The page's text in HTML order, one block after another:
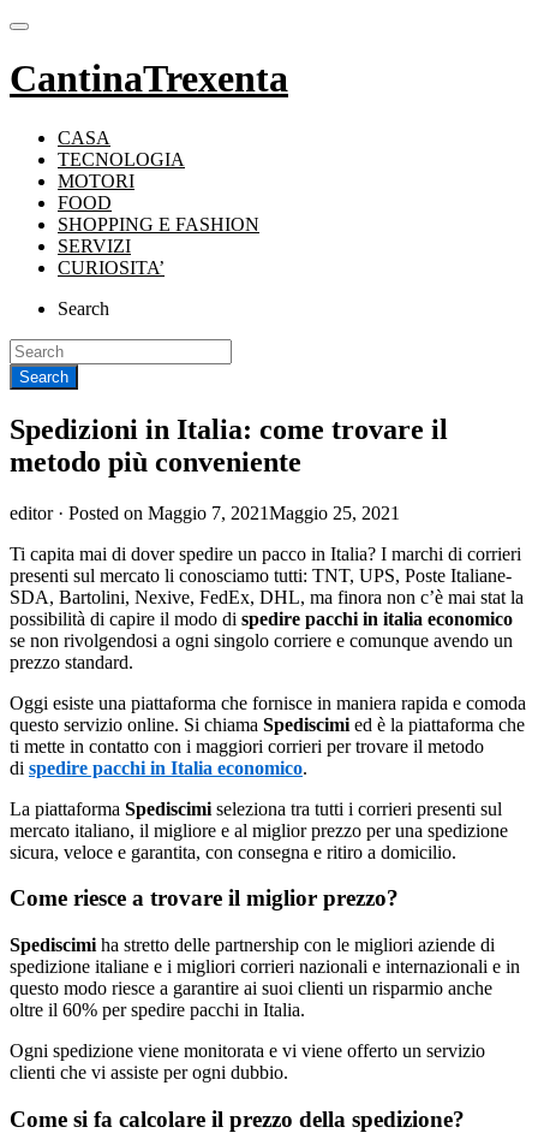
CantinaTrexenta
CASA
TECNOLOGIA
MOTORI
FOOD
SHOPPING E FASHION
SERVIZI
CURIOSITA’
Search
Spedizioni in Italia: come trovare il
metodo più conveniente
editor · Posted on Maggio 7, 2021Maggio 25, 2021
Ti capita mai di dover spedire un pacco in Italia? I marchi di corrieri
presenti sul mercato li conosciamo tutti: TNT, UPS, Poste Italiane-
SDA, Bartolini, Nexive, FedEx, DHL, ma finora non c’è mai stat la
possibilità di capire il modo di spedire pacchi in italia economico
se non rivolgendosi a ogni singolo corriere e comunque avendo un
prezzo standard.
Oggi esiste una piattaforma che fornisce in maniera rapida e comoda
questo servizio online. Si chiama Spediscimi ed è la piattaforma che
ti mette in contatto con i maggiori corrieri per trovare il metodo
di spedire pacchi in Italia economico.
La piattaforma Spediscimi seleziona tra tutti i corrieri presenti sul
mercato italiano, il migliore e al miglior prezzo per una spedizione
sicura, veloce e garantita, con consegna e ritiro a domicilio.
Come riesce a trovare il miglior prezzo?
Spediscimi ha stretto delle partnership con le migliori aziende di
spedizione italiane e i migliori corrieri nazionali e internazionali e in
questo modo riesce a garantire ai suoi clienti un risparmio anche
oltre il 60% per spedire pacchi in Italia.
Ogni spedizione viene monitorata e vi viene offerto un servizio
clienti che vi assiste per ogni dubbio.
Come si fa calcolare il prezzo della spedizione?